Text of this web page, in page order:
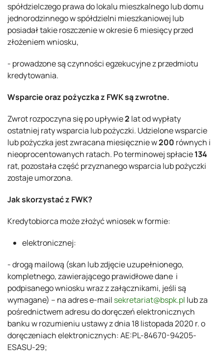
spółdzielczego prawa do lokalu mieszkalnego lub domu
jednorodzinnego w spółdzielni mieszkaniowej lub
posiadał takie roszczenie w okresie 6 miesięcy przed
złożeniem wniosku,
- prowadzone są czynności egzekucyjne z przedmiotu
kredytowania.
Wsparcie oraz pożyczka z FWK są zwrotne.
Zwrot rozpoczyna się po upływie2 lat od wypłaty
ostatniej raty wsparcia lub pożyczki. Udzielone wsparcie
lub pożyczka jest zwracana miesięcznie w200 równych i
nieoprocentowanych ratach. Po terminowej spłacie134
rat, pozostała część przyznanego wsparcia lub pożyczki
zostaje umorzona.
Jak skorzystać z FWK?
Kredytobiorca może złożyć wniosek w formie:
elektronicznej:
- drogą mailową (skan lub zdjęcie uzupełnionego,
kompletnego, zawierającego prawidłowe dane i
podpisanego wniosku wraz z załącznikami, jeśli są
wymagane) – na adres e-mail sekretariat@bspk.pl lub za
pośrednictwem adresu do doręczeń elektronicznych
banku w rozumieniu ustawy z dnia 18 listopada 2020 r. o
doręczeniach elektronicznych: AE:PL-84670-94205-
ESASU-29;